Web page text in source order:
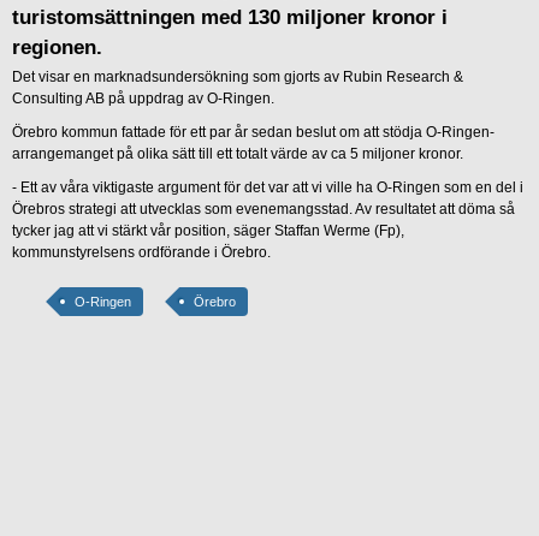
turistomsättningen med 130 miljoner kronor i
regionen.
Det visar en marknadsundersökning som gjorts av Rubin Research &
Consulting AB på uppdrag av O-Ringen.
Örebro kommun fattade för ett par år sedan beslut om att stödja O-Ringen-
arrangemanget på olika sätt till ett totalt värde av ca 5 miljoner kronor.
- Ett av våra viktigaste argument för det var att vi ville ha O-Ringen som en del i
Örebros strategi att utvecklas som evenemangsstad. Av resultatet att döma så
tycker jag att vi stärkt vår position, säger Staffan Werme (Fp),
kommunstyrelsens ordförande i Örebro.
O-Ringen Örebro